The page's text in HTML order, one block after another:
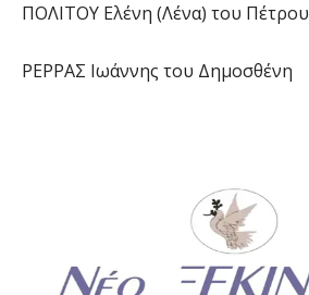
ΠΟΛΙΤΟΥ Ελένη (Λένα) του Πέτρου
ΡΕΡΡΑΣ Ιωάννης του Δημοσθένη